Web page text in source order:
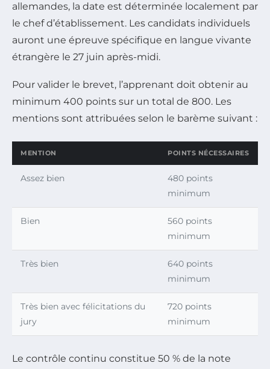
allemandes, la date est déterminée localement par
le chef d’établissement. Les candidats individuels
auront une épreuve spécifique en langue vivante
étrangère le 27 juin après-midi.
Pour valider le brevet, l’apprenant doit obtenir au
minimum 400 points sur un total de 800. Les
mentions sont attribuées selon le barème suivant :
MENTION POINTS NÉCESSAIRES
Assez bien
480 points
minimum
Bien
560 points
minimum
Très bien
640 points
minimum
Très bien avec félicitations du
jury
720 points
minimum
Le contrôle continu constitue 50 % de la note